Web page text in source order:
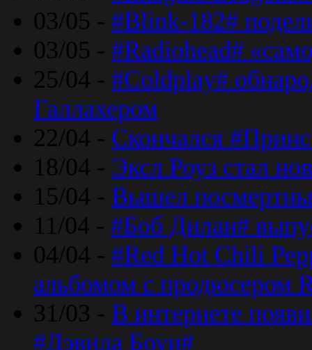
03/05 - #Blink-182#
03/05 - #Radiohead#
25/04 - #Coldplay#
Галлахером
22/04 - Скончался
18/04 - Эксл Роуз стал
15/04 - Вышел
11/04 - #Боб Дилан#
04/04 - #Red Hot Chili
альбомом с продюсером
31/03 - В интернете
#Дэвида Боуи#